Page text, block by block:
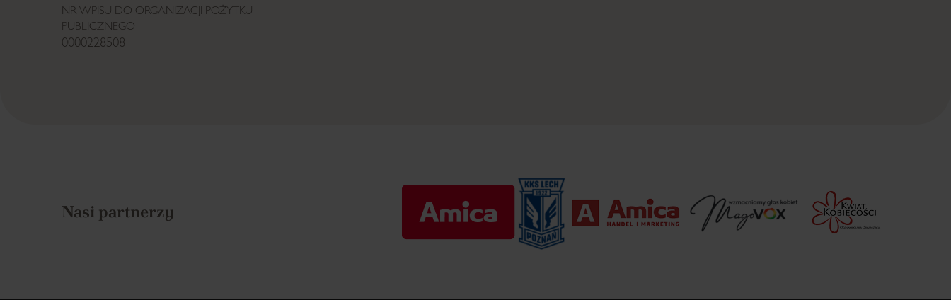
NR WPISU DO ORGANIZACJI POŻYTKU
PUBLICZNEGO
0000228508
Nasi partnerzy